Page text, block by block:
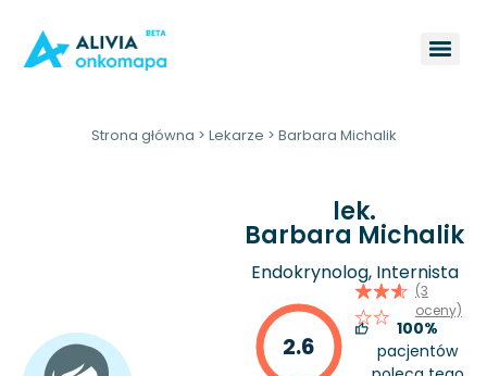
Strona główna > Lekarze > Barbara Michalik
lek.
Barbara Michalik
Endokrynolog, Internista
2.6
(3
oceny)
100%
pacjentów